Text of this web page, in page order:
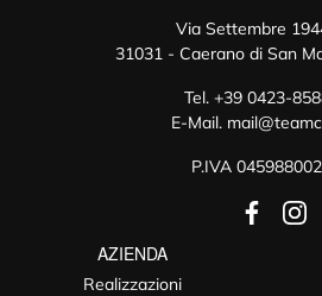
Via Settembre
31031 - Caerano di San
Tel. +39 0423-
E-Mail.
P.IVA
AZIENDA
Realizzazioni